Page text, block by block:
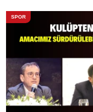
SPOR